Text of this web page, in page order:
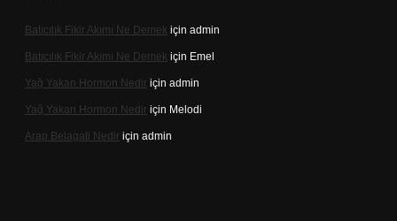
Batıcılık Fikir Akımı Ne Demek için admin
Batıcılık Fikir Akımı Ne Demek için Emel
Yağ Yakan Hormon Nedir için admin
Yağ Yakan Hormon Nedir için Melodi
Arap Belagati Nedir için admin